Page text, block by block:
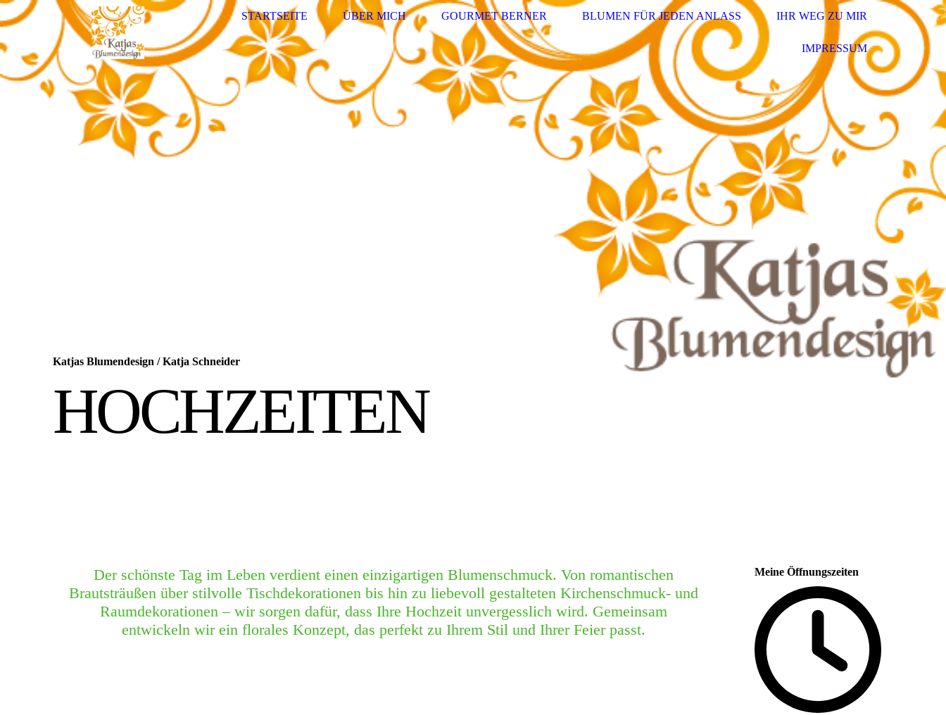
STARTSEITE ÜBER MICH GOURMET BERNER BLUMEN FÜR JEDEN ANLASS IHR WEG ZU MIR
IMPRESSUM
Katjas Blumendesign /Katja Schneider
HOCHZEITEN
Der schönste Tag im Leben verdient einen einzigartigen Blumenschmuck. Von romantischen
Brautsträußen über stilvolle Tischdekorationen bis hin zu liebevoll gestalteten Kirchenschmuck- und
Raumdekorationen – wir sorgen dafür, dass Ihre Hochzeit unvergesslich wird. Gemeinsam
entwickeln wir ein florales Konzept, das perfekt zu Ihrem Stil und Ihrer Feier passt.
Meine Öffnungszeiten